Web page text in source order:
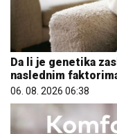
Da li je genetika
naslednim
06. 08. 2026 06:38